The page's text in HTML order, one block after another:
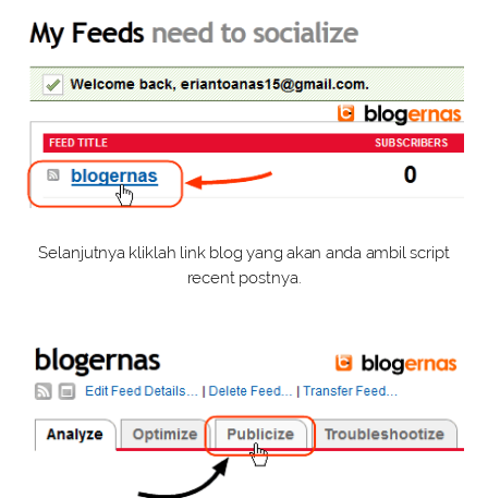
Selanjutnya kliklah link blog yang akan anda ambil script
recent postnya.